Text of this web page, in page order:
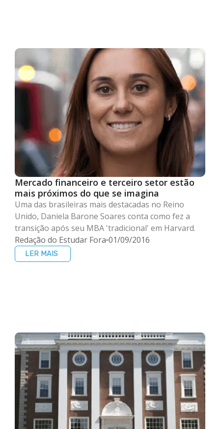
Mercado financeiro e terceiro setor estão
mais próximos do que se imagina
Uma das brasileiras mais destacadas no Reino
Unido, Daniela Barone Soares conta como fez a
transição após seu MBA 'tradicional' em Harvard.
Redação do Estudar Fora 01/09/2016
LER MAIS